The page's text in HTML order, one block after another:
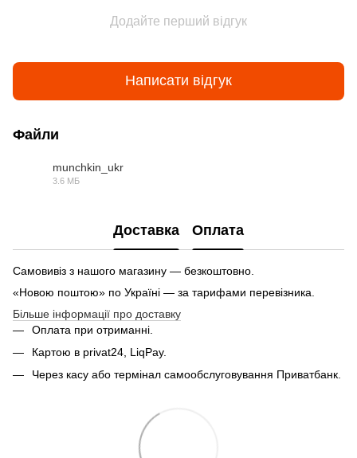
Додайте перший відгук
Написати відгук
Файли
munchkin_ukr
3.6 МБ
Доставка Оплата
Самовивіз з нашого магазину — безкоштовно.
«Новою поштою» по Україні — за тарифами перевізника.
Більше інформації про доставку
Оплата при отриманні.
Картою в privat24, LiqPay.
Через касу або термінал самообслуговування Приватбанк.